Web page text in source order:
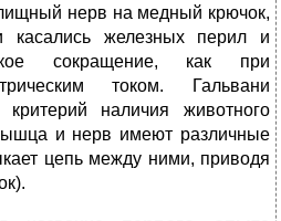
нерв на медный крючок,
касались железных перил и
сокращение, как при
током. Гальвани
критерий наличия животного
и нерв имеют различные
цепь между ними, приводя